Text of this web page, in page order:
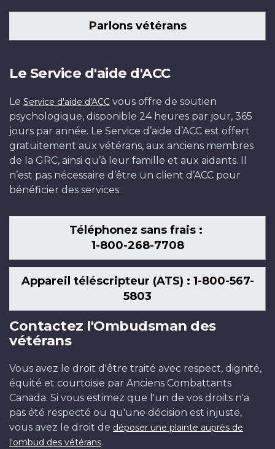
Parlons vétérans
Le Service d'aide d'ACC
Le Service d'aide d'ACC vous offre de soutien
psychologique, disponible 24 heures par jour, 365
jours par année. Le Service d’aide d’ACC est offert
gratuitement aux vétérans, aux anciens membres
de la GRC, ainsi qu’à leur famille et aux aidants. Il
n’est pas nécessaire d’être un client d’ACC pour
bénéficier des services.
Téléphonez sans frais :
1-800-268-7708
Appareil téléscripteur (ATS) : 1-800-567-
5803
Contactez l'Ombudsman des
vétérans
Vous avez le droit d'être traité avec respect, dignité,
équité et courtoisie par Anciens Combattants
Canada. Si vous estimez que l'un de vos droits n'a
pas été respecté ou qu'une décision est injuste,
vous avez le droit de déposer une plainte auprès de
l'ombud des vétérans.